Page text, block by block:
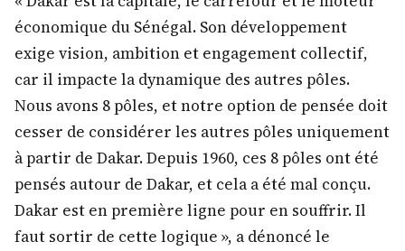
économique du Sénégal. Son développement
exige vision, ambition et engagement collectif,
car il impacte la dynamique des autres pôles.
Nous avons 8 pôles, et notre option de pensée doit
cesser de considérer les autres pôles uniquement
à partir de Dakar. Depuis 1960, ces 8 pôles ont été
pensés autour de Dakar, et cela a été mal conçu.
Dakar est en première ligne pour en souffrir. Il
faut sortir de cette logique », a dénoncé le